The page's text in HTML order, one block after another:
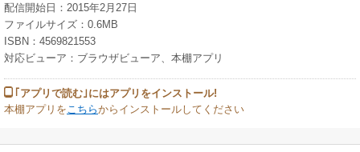
配信開始日：2015年2月27日
ファイルサイズ：0.6MB
ISBN：4569821553
対応ビューア：ブラウザビューア、本棚アプリ
｢アプリで読む｣にはアプリをインストール!
本棚アプリを こちらからインストールしてください